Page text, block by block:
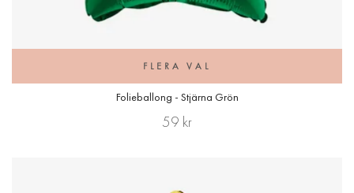
FLERA VAL
Folieballong - Stjärna Grön
59 kr